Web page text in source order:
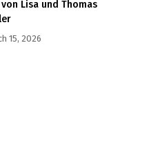
von Lisa und Thomas
15, 2026